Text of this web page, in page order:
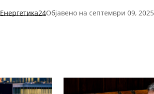
Енергетика24Објавено на септември 09, 2025